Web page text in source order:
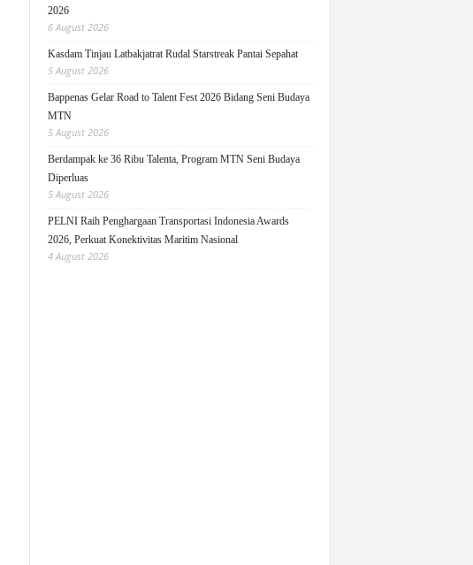
2026
6 August 2026
Kasdam Tinjau Latbakjatrat Rudal Starstreak Pantai Sepahat
5 August 2026
Bappenas Gelar Road to Talent Fest 2026 Bidang Seni Budaya
MTN
5 August 2026
Berdampak ke 36 Ribu Talenta, Program MTN Seni Budaya
Diperluas
5 August 2026
PELNI Raih Penghargaan Transportasi Indonesia Awards
2026, Perkuat Konektivitas Maritim Nasional
4 August 2026